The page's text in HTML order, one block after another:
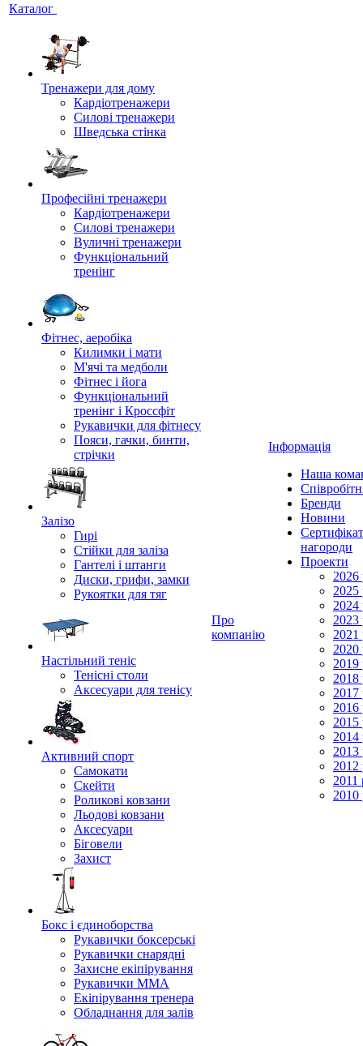
Каталог
Тренажери для дому
Кардіотренажери
Силові тренажери
Шведська стінка
Професійні тренажери
Кардіотренажери
Силові тренажери
Вуличні тренажери
Функціональний
тренінг
Фітнес, аеробіка
Килимки і мати
М'ячі та медболи
Фітнес і йога
Функціональний
тренінг і Кроссфіт
Рукавички для фітнесу
Пояси, гачки, бинти,
стрічки
Залізо
Гирі
Стійки для заліза
Гантелі і штанги
Диски, грифи, замки
Рукоятки для тяг
Настільний теніс
Тенісні столи
Аксесуари для тенісу
Активний спорт
Самокати
Скейти
Роликові ковзани
Льодові ковзани
Аксесуари
Біговели
Захист
Бокс і єдиноборства
Рукавички боксерські
Рукавички снарядні
Захисне екіпірування
Рукавички ММА
Екіпірування тренера
Обладнання для залів
Про
компанію
Інформація
Наша
Бренди
Новини
нагороди
Проекти
2026
2025
2024
2023
2021
2020
2019
2018
2017
2016
2015
2014
2013
2012
2011
2010